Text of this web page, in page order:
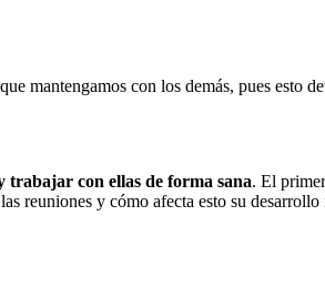
mantengamos con los demás, pues esto
trabajar con ellas de forma sana. El
reuniones y cómo afecta esto su desarrollo